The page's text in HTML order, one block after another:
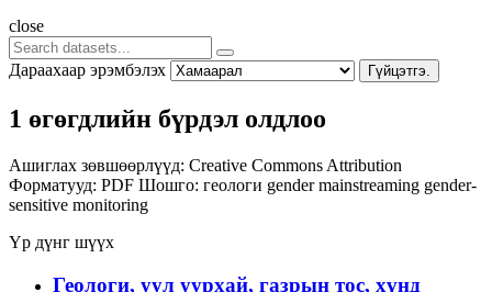
close
Дараахаар эрэмбэлэх Гүйцэтгэ.
1 өгөгдлийн бүрдэл олдлоо
Ашиглах зөвшөөрлүүд: Creative Commons Attribution
Форматууд: PDF Шошго: геологи gender mainstreaming gender-
sensitive monitoring
Үр дүнг шүүх
Геологи, уул уурхай, газрын тос, хүнд